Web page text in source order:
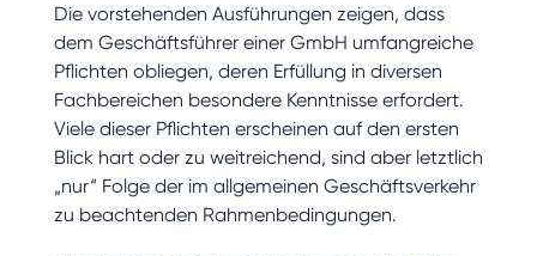
Die vorstehenden Ausführungen zeigen, dass
dem Geschäftsführer einer GmbH umfangreiche
Pflichten obliegen, deren Erfüllung in diversen
Fachbereichen besondere Kenntnisse erfordert.
Viele dieser Pflichten erscheinen auf den ersten
Blick hart oder zu weitreichend, sind aber letztlich
„nur“ Folge der im allgemeinen Geschäftsverkehr
zu beachtenden Rahmenbedingungen.